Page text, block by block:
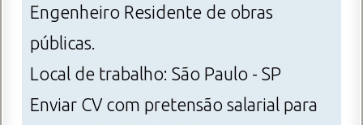
Engenheiro Residente de obras
públicas.
Local de trabalho: São Paulo - SP
Enviar CV com pretensão salarial para